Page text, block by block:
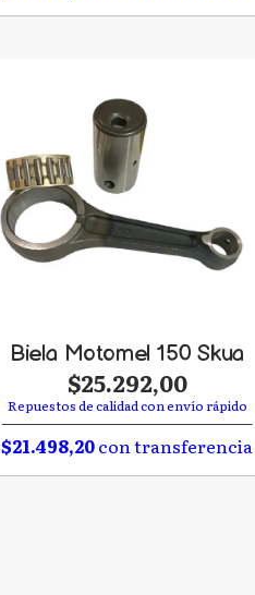
Biela Motomel 150 Skua
$25.292,00
Repuestos de calidad con envío rápido
$21.498,20con transferencia